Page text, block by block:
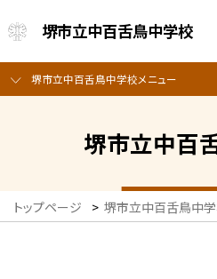
堺市立中百舌鳥中学校
堺市立中百舌鳥中学校メニュー
堺市立中百
トップページ > 堺市立中百舌鳥中